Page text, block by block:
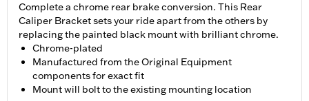
Complete a chrome rear brake conversion. This Rear
Caliper Bracket sets your ride apart from the others by
replacing the painted black mount with brilliant chrome.
Chrome-plated
Manufactured from the Original Equipment
components for exact fit
Mount will bolt to the existing mounting location